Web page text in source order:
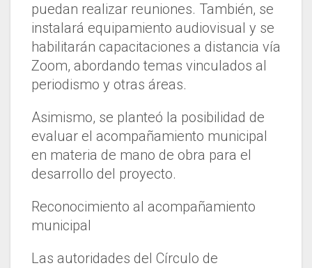
puedan realizar reuniones. También, se
instalará equipamiento audiovisual y se
habilitarán capacitaciones a distancia vía
Zoom, abordando temas vinculados al
periodismo y otras áreas.
Asimismo, se planteó la posibilidad de
evaluar el acompañamiento municipal
en materia de mano de obra para el
desarrollo del proyecto.
Reconocimiento al acompañamiento
municipal
Las autoridades del Círculo de